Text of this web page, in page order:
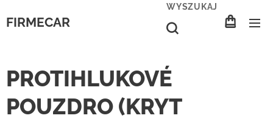
FIRMECAR
WYSZUKAJ
PROTIHLUKOVÉ
POUZDRO (KRYT